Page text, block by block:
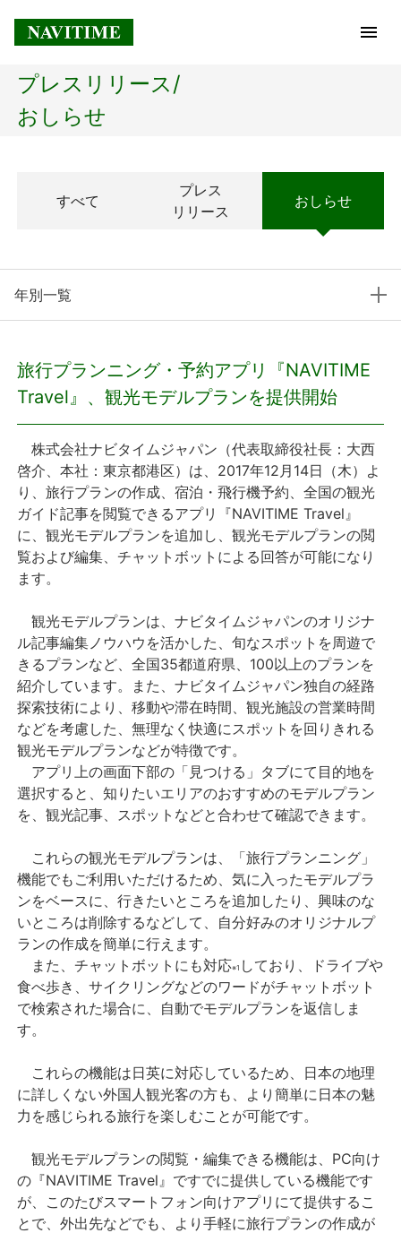
トップページ
経営理念
プレスリリース
プレスリリース
おしらせ
サービス
法人向けサービス
採用情報
English
プレスリリース/
おしらせ
すべて
プレス
リリース
おしらせ
年別一覧
旅行プランニング・予約アプリ『NAVITIME
Travel』、観光モデルプランを提供開始
株式会社ナビタイムジャパン（代表取締役社長：大西
啓介、本社：東京都港区）は、2017年12月14日（木）よ
り、旅行プランの作成、宿泊・飛行機予約、全国の観光
ガイド記事を閲覧できるアプリ『NAVITIME Travel』
に、観光モデルプランを追加し、観光モデルプランの閲
覧および編集、チャットボットによる回答が可能になり
ます。
観光モデルプランは、ナビタイムジャパンのオリジナ
ル記事編集ノウハウを活かした、旬なスポットを周遊で
きるプランなど、全国35都道府県、100以上のプランを
紹介しています。また、ナビタイムジャパン独自の経路
探索技術により、移動や滞在時間、観光施設の営業時間
などを考慮した、無理なく快適にスポットを回りきれる
観光モデルプランなどが特徴です。
アプリ上の画面下部の「見つける」タブにて目的地を
選択すると、知りたいエリアのおすすめのモデルプラン
を、観光記事、スポットなどと合わせて確認できます。
これらの観光モデルプランは、「旅行プランニング」
機能でもご利用いただけるため、気に入ったモデルプラ
ンをベースに、行きたいところを追加したり、興味のな
いところは削除するなどして、自分好みのオリジナルプ
ランの作成を簡単に行えます。
また、チャットボットにも対応※1 しており、ドライブや
食べ歩き、サイクリングなどのワードがチャットボット
で検索された場合に、自動でモデルプランを返信しま
す。
これらの機能は日英に対応しているため、日本の地理
に詳しくない外国人観光客の方も、より簡単に日本の魅
力を感じられる旅行を楽しむことが可能です。
観光モデルプランの閲覧・編集できる機能は、PC向け
の『NAVITIME Travel』ですでに提供している機能です
が、このたびスマートフォン向けアプリにて提供するこ
とで、外出先などでも、より手軽に旅行プランの作成が